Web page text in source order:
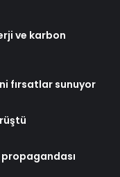
ve karbon
fırsatlar sunuyor